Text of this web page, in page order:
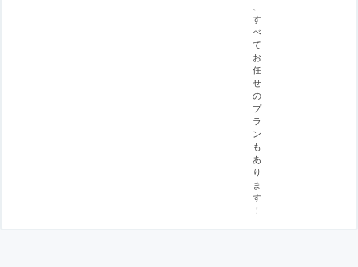
す
べ
て
お
任
せ
の
プ
ラ
ン
も
あ
り
ま
す
！